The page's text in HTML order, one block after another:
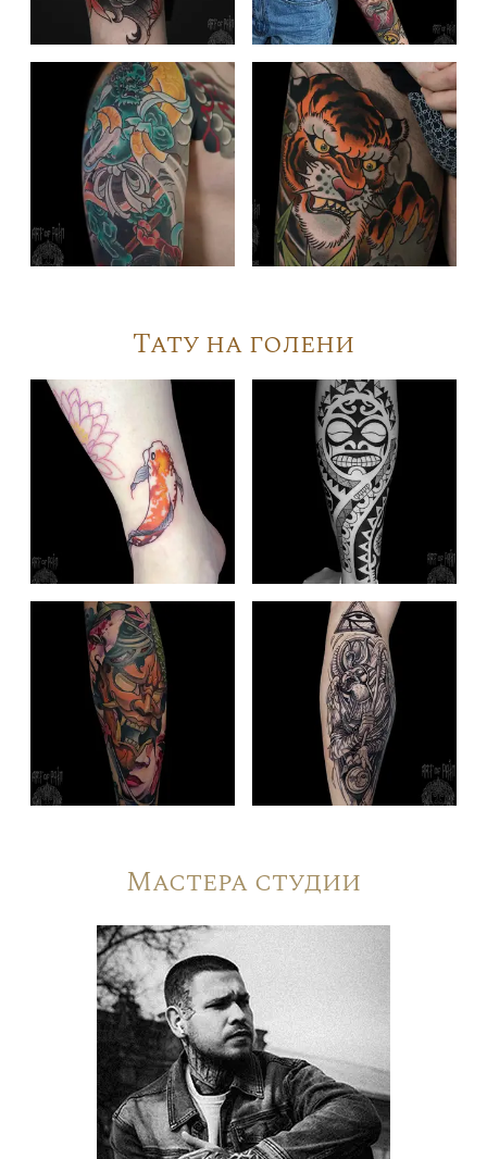
Тату на голени
Мастера студии